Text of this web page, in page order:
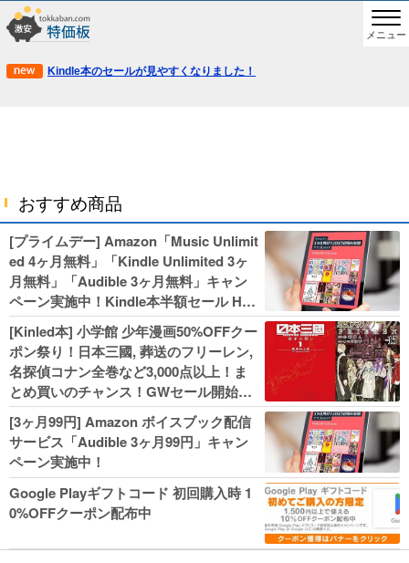
メニュー
Kindle本のセールが見やすくなりました！
おすすめ商品
[プライムデー] Amazon「Music Unlimit
ed 4ヶ月無料」「Kindle Unlimited 3ヶ
月無料」「Audible 3ヶ月無料」キャン
ペーン実施中！Kindle本半額セール HU
NTER×HUNTERなど集英社、無職転生,
幼女戦記などKADOKAWA、キャプテン
翼100円セールも！
[Kinled本] 小学館 少年漫画50%OFFクー
ポン祭り！日本三國, 葬送のフリーレン,
名探偵コナン全巻など3,000点以上！ま
とめ買いのチャンス！GWセール開始！
人気コミック多数 カドカワ祭やIT関連本
がセールに！
[3ヶ月99円] Amazon ボイスブック配信
サービス「Audible 3ヶ月99円」キャン
ペーン実施中！
Google Playギフトコード 初回購入時 1
0%OFFクーポン配布中